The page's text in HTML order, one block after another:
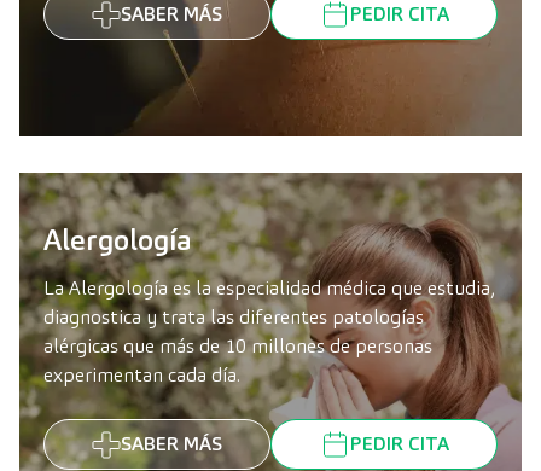
SABER MÁS PEDIR CITA
Alergología
La Alergología es la especialidad médica que estudia,
diagnostica y trata las diferentes patologías
alérgicas que más de 10 millones de personas
experimentan cada día.
SABER MÁS PEDIR CITA